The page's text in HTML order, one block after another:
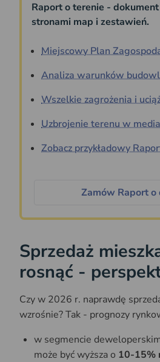
Raport o terenie -
stronami map i zestawień.
Miejscowy Plan
Analiza warunków
Wszelkie zagrożenia i
Uzbrojenie terenu w media
Zobacz przykładowy
Zamów Raport o
Sprzedaż
rosnąć -
Czy w 2026 r. naprawdę
wzrośnie? Tak - prognozy
w segmencie
może być wyższa o 10-15%